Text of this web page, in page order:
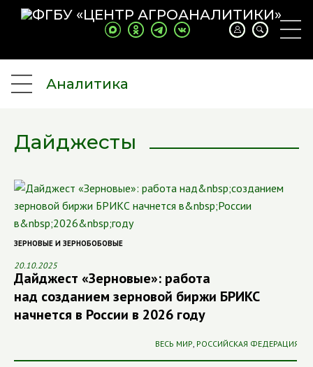
Аналитика
Дайджесты
ЗЕРНОВЫЕ И ЗЕРНОБОБОВЫЕ
20.10.2025
Дайджест «Зерновые»: работа
над созданием зерновой биржи БРИКС
начнется в России в 2026 году
ВЕСЬ МИР, РОССИЙСКАЯ ФЕДЕРАЦИЯ